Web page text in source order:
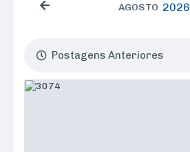
AGOSTO 2026
Postagens Anteriores